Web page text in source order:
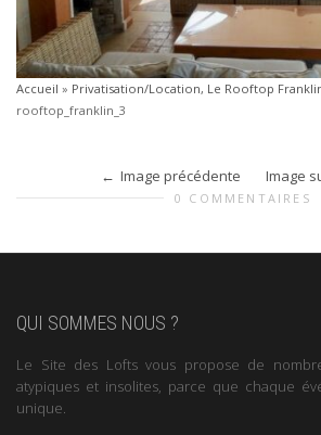
Accueil » Privatisation/Location, Le Rooftop
rooftop_franklin_3
Image précédente Image
0 COMMENTAIRES
QUI SOMMES NOUS ?
Le Site des Lofts vous propose de
atypiques et insolites, parce que chaque
unique.